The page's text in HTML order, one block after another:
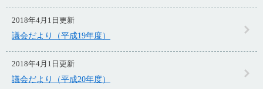
2018年4月1日更新
議会だより（平成19年度）
2018年4月1日更新
議会だより（平成20年度）